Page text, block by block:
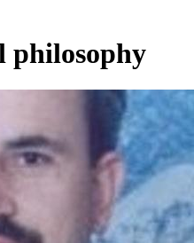
philosophy